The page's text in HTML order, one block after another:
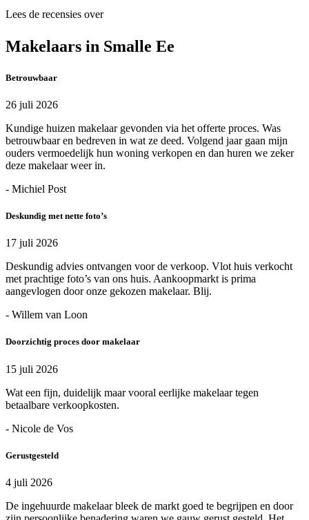
Lees de recensies over
Makelaars in Smalle Ee
Betrouwbaar
26 juli 2026
Kundige huizen makelaar gevonden via het offerte proces. Was
betrouwbaar en bedreven in wat ze deed. Volgend jaar gaan mijn
ouders vermoedelijk hun woning verkopen en dan huren we zeker
deze makelaar weer in.
- Michiel Post
Deskundig met nette foto’s
17 juli 2026
Deskundig advies ontvangen voor de verkoop. Vlot huis verkocht
met prachtige foto’s van ons huis. Aankoopmarkt is prima
aangevlogen door onze gekozen makelaar. Blij.
- Willem van Loon
Doorzichtig proces door makelaar
15 juli 2026
Wat een fijn, duidelijk maar vooral eerlijke makelaar tegen
betaalbare verkoopkosten.
- Nicole de Vos
Gerustgesteld
4 juli 2026
De ingehuurde makelaar bleek de markt goed te begrijpen en door